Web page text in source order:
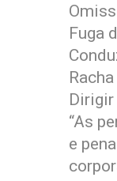
Fuga
Racha
“As
e